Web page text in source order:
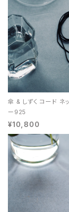
傘 & しずく コード ネ
ー925
¥10,800